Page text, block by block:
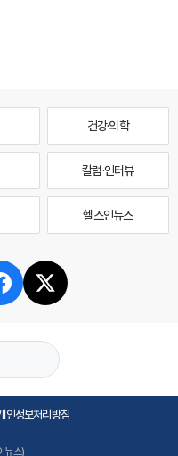
건강·의학
칼럼·인터뷰
헬스인뉴스
인정보처리방침
뉴스)